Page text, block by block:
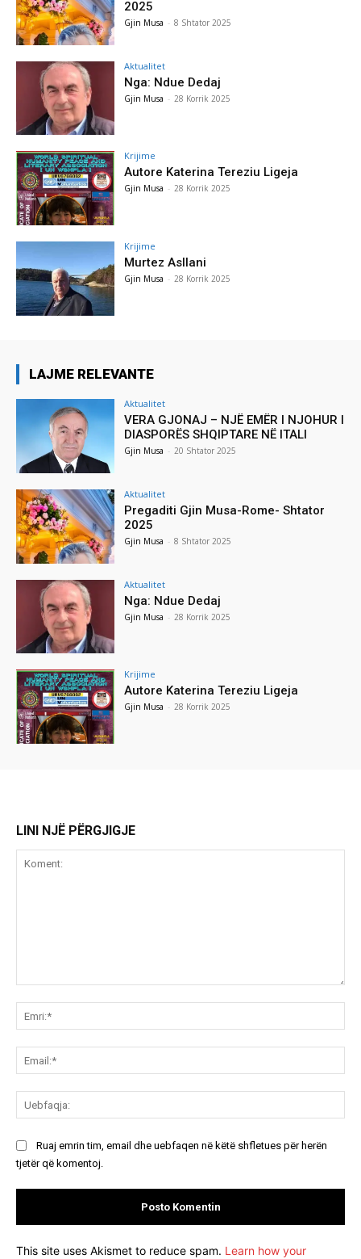
2025
Gjin Musa - 8 Shtator 2025
Aktualitet
Nga: Ndue Dedaj
Gjin Musa - 28 Korrik 2025
Krijime
Autore Katerina Tereziu Ligeja
Gjin Musa - 28 Korrik 2025
Krijime
Murtez Asllani
Gjin Musa - 28 Korrik 2025
LAJME RELEVANTE
Aktualitet
VERA GJONAJ – NJË EMËR I NJOHUR I
DIASPORËS SHQIPTARE NË ITALI
Gjin Musa - 20 Shtator 2025
Aktualitet
Pregaditi Gjin Musa-Rome- Shtator
2025
Gjin Musa - 8 Shtator 2025
Aktualitet
Nga: Ndue Dedaj
Gjin Musa - 28 Korrik 2025
Krijime
Autore Katerina Tereziu Ligeja
Gjin Musa - 28 Korrik 2025
LINI NJË PËRGJIGJE
Ruaj emrin tim, email dhe uebfaqen në këtë shfletues për herën
tjetër që komentoj.
This site uses Akismet to reduce spam. Learn how your